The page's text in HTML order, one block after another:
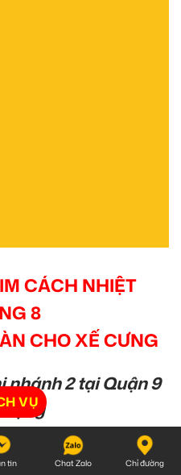
CÁCH NHIỆT
8
CHO XẾ CƯNG
nhánh 2 tại Quận 9
dụng
mãi cho tất cả
khi tới
VỤ
tin Chat Zalo Chỉ đường